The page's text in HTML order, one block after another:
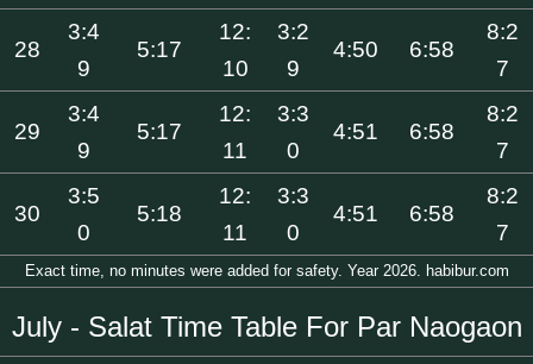
28
3:4
9
5:17
12:
10
3:2
9
4:50 6:58
8:2
7
29
3:4
9
5:17
12:
11
3:3
0
4:51 6:58
8:2
7
30
3:5
0
5:18
12:
11
3:3
0
4:51 6:58
8:2
7
Exact time, no minutes were added for safety. Year 2026. habibur.com
July - Salat Time Table For Par Naogaon